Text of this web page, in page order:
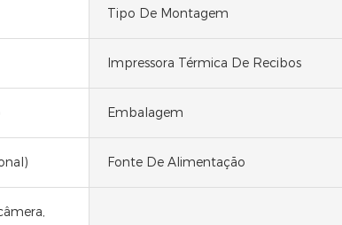
Tipo De Montagem
Impressora Térmica De Recibos
Embalagem
Fonte De Alimentação